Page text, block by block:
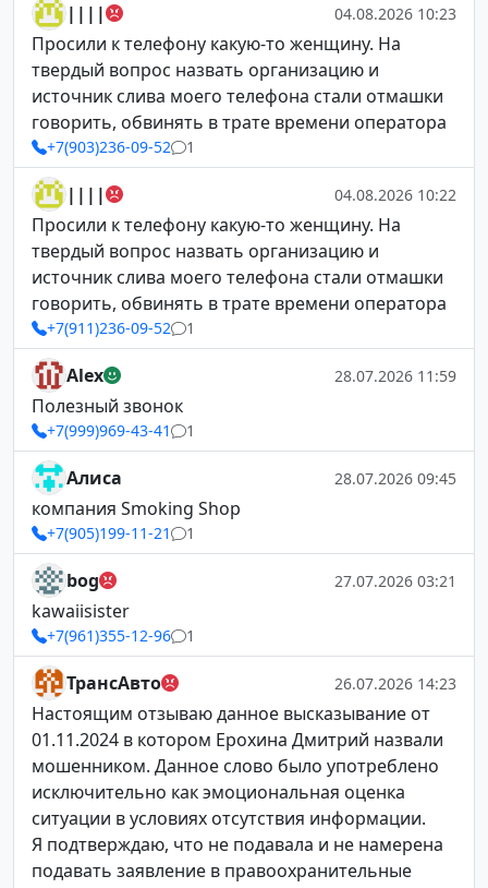
|||| 04.08.2026 10:23
Просили к телефону какую-то женщину. На
твердый вопрос назвать организацию и
источник слива моего телефона стали отмашки
говорить, обвинять в трате времени оператора
+7(903)236-09-52 1
|||| 04.08.2026 10:22
Просили к телефону какую-то женщину. На
твердый вопрос назвать организацию и
источник слива моего телефона стали отмашки
говорить, обвинять в трате времени оператора
+7(911)236-09-52 1
Alex 28.07.2026 11:59
Полезный звонок
+7(999)969-43-41 1
Алиса 28.07.2026 09:45
компания Smoking Shop
+7(905)199-11-21 1
bog 27.07.2026 03:21
kawaiisister
+7(961)355-12-96 1
ТрансАвто 26.07.2026 14:23
Настоящим отзываю данное высказывание от
01.11.2024 в котором Ерохина Дмитрий назвали
мошенником. Данное слово было употреблено
исключительно как эмоциональная оценка
ситуации в условиях отсутствия информации.
Я подтверждаю, что не подавала и не намерена
подавать заявление в правоохранительные